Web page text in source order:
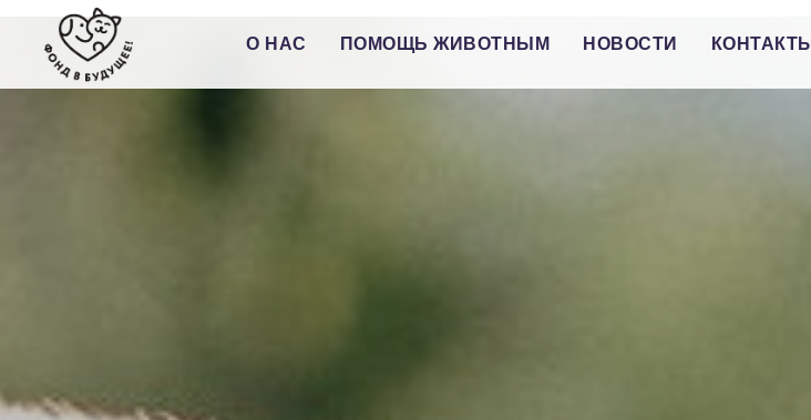
О НАС ПОМОЩЬ ЖИВОТНЫМ НОВОСТИ КОНТАКТЫ